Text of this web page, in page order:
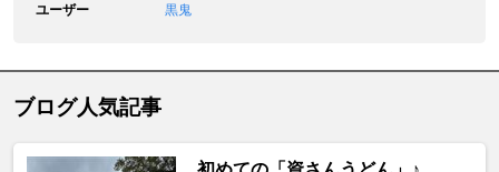
ユーザー
黒鬼
ブログ人気記事